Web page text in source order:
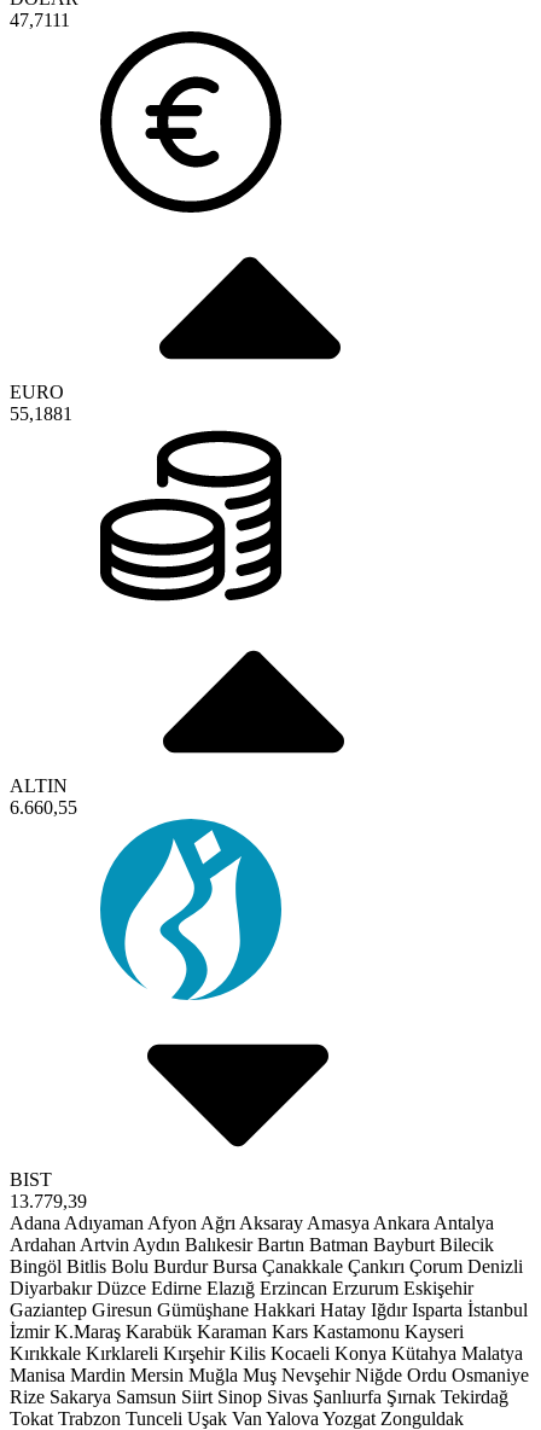
47,7111
EURO
55,1881
ALTIN
6.660,55
BIST
13.779,39
Adana Adıyaman Afyon Ağrı Aksaray Amasya Ankara Antalya
Ardahan Artvin Aydın Balıkesir Bartın Batman Bayburt Bilecik
Bingöl Bitlis Bolu Burdur Bursa Çanakkale Çankırı Çorum Denizli
Diyarbakır Düzce Edirne Elazığ Erzincan Erzurum Eskişehir
Gaziantep Giresun Gümüşhane Hakkari Hatay Iğdır Isparta İstanbul
İzmir K.Maraş Karabük Karaman Kars Kastamonu Kayseri
Kırıkkale Kırklareli Kırşehir Kilis Kocaeli Konya Kütahya Malatya
Manisa Mardin Mersin Muğla Muş Nevşehir Niğde Ordu Osmaniye
Rize Sakarya Samsun Siirt Sinop Sivas Şanlıurfa Şırnak Tekirdağ
Tokat Trabzon Tunceli Uşak Van Yalova Yozgat Zonguldak